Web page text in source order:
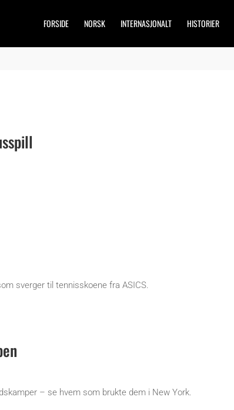
FORSIDE NORSK INTERNASJONALT HISTORIER
sverger til tennisskoene fra ASICS.
– se hvem som brukte dem i New York.